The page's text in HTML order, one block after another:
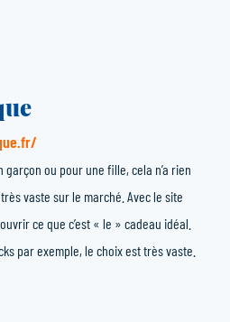
ou pour une fille, cela n’a rien
vaste sur le marché. Avec le site
ce que c’est « le » cadeau idéal.
par exemple, le choix est très vaste.